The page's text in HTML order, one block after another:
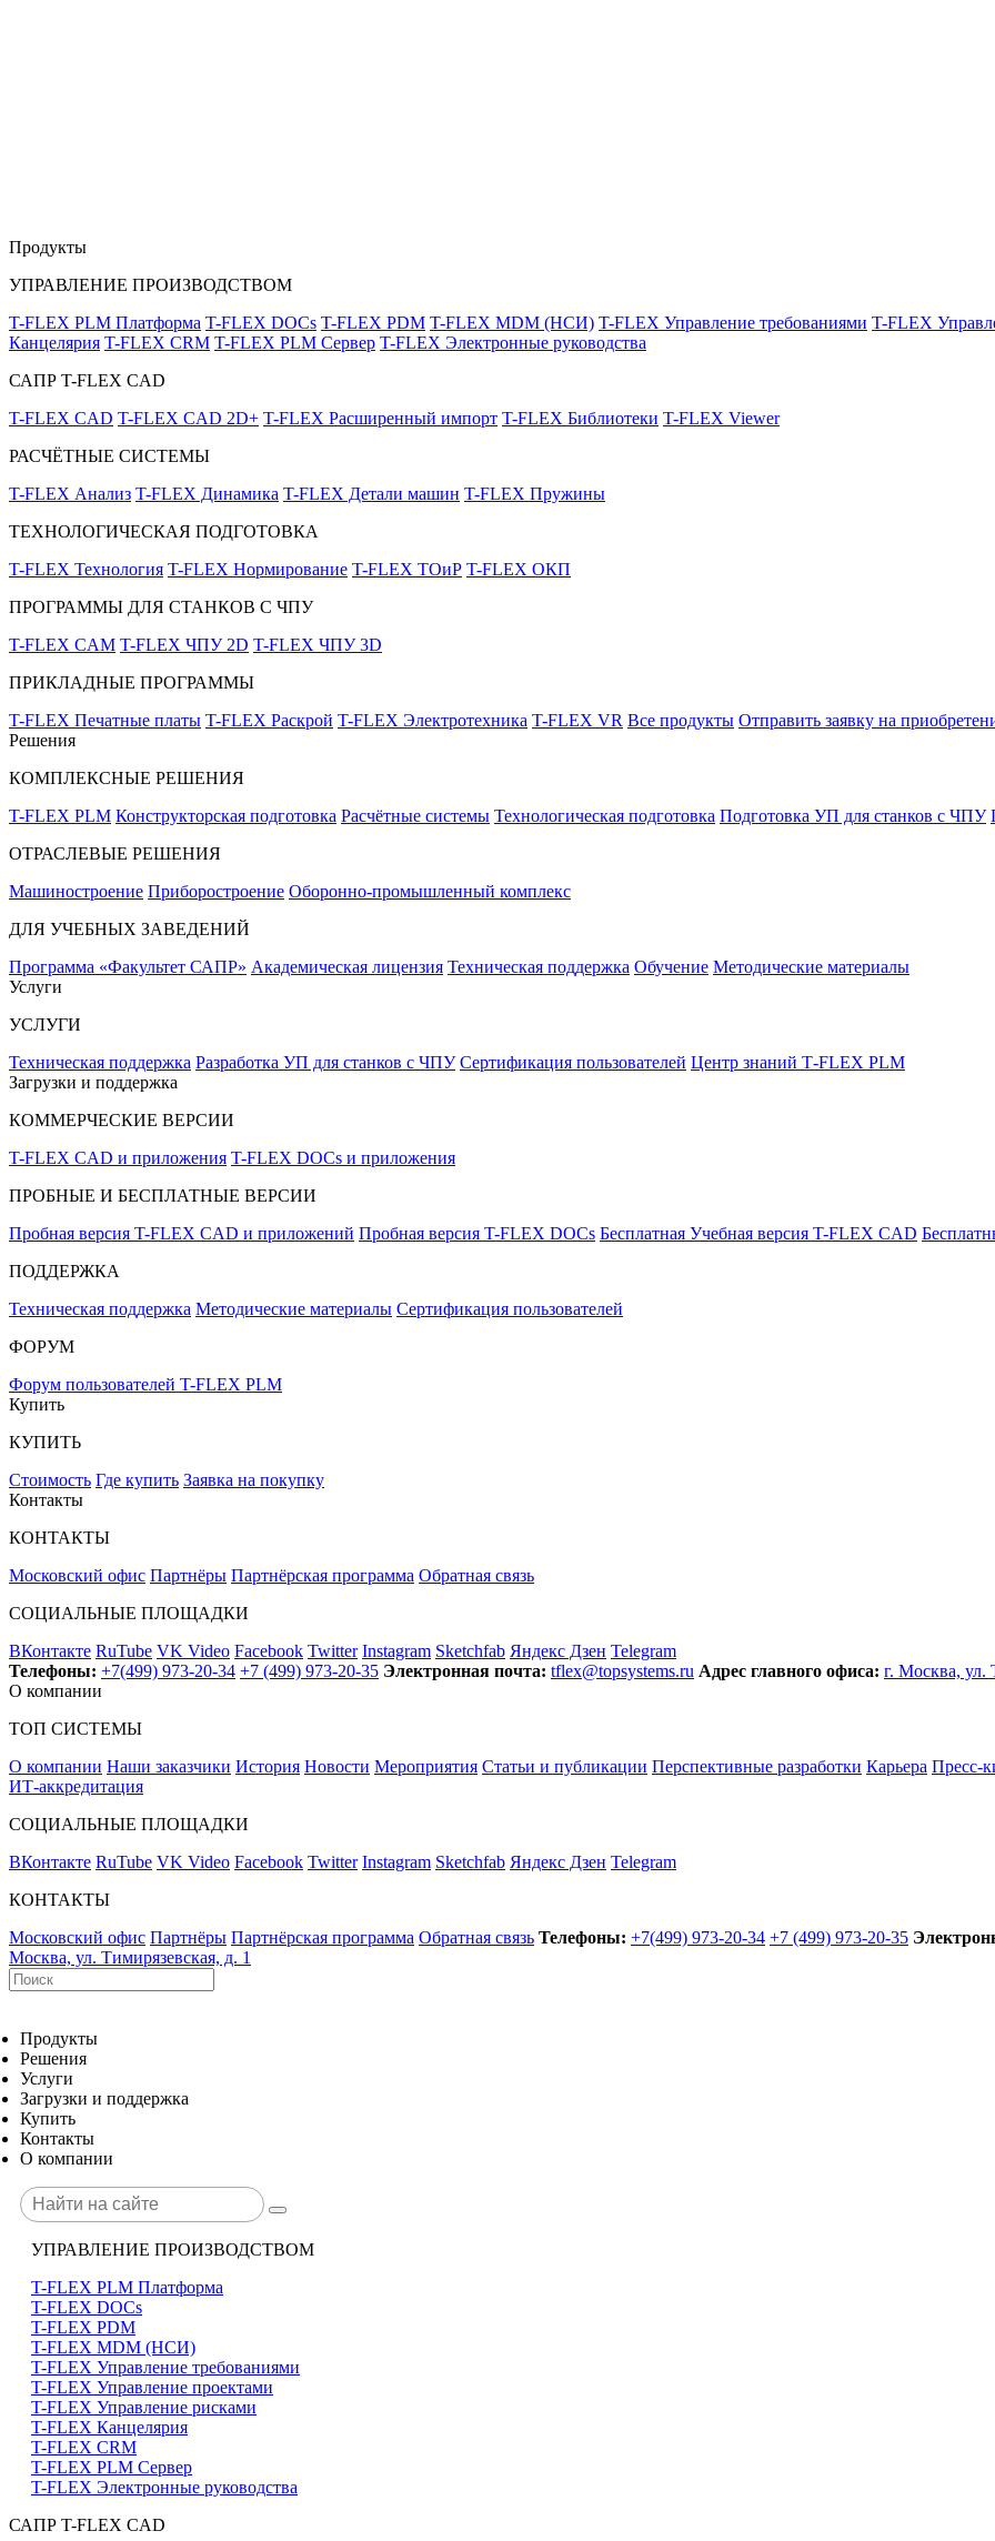
Продукты
УПРАВЛЕНИЕ ПРОИЗВОДСТВОМ
T-FLEX PLM Платформа T-FLEX DOCs T-FLEX PDM T-FLEX MDM (НСИ) T-FLEX Управление требованиями T-FLEX
Канцелярия T-FLEX CRM T-FLEX PLM Сервер T-FLEX Электронные руководства
САПР T-FLEX CAD
T-FLEX CAD T-FLEX CAD 2D+ T-FLEX Расширенный импорт T-FLEX Библиотеки T-FLEX Viewer
РАСЧЁТНЫЕ СИСТЕМЫ
T-FLEX Анализ T-FLEX Динамика T-FLEX Детали машин T-FLEX Пружины
ТЕХНОЛОГИЧЕСКАЯ ПОДГОТОВКА
T-FLEX Технология T-FLEX Нормирование T-FLEX ТОиР T-FLEX ОКП
ПРОГРАММЫ ДЛЯ СТАНКОВ С ЧПУ
T-FLEX CAM T-FLEX ЧПУ 2D T-FLEX ЧПУ 3D
ПРИКЛАДНЫЕ ПРОГРАММЫ
T-FLEX Печатные платы T-FLEX Раскрой T-FLEX Электротехника T-FLEX VR Все продукты Отправить заявку на
Решения
КОМПЛЕКСНЫЕ РЕШЕНИЯ
T-FLEX PLM Конструкторская подготовка Расчётные системы Технологическая подготовка Подготовка УП для станков с ЧПУ
ОТРАСЛЕВЫЕ РЕШЕНИЯ
Машиностроение Приборостроение Оборонно-промышленный комплекс
ДЛЯ УЧЕБНЫХ ЗАВЕДЕНИЙ
Программа «Факультет САПР» Академическая лицензия Техническая поддержка Обучение Методические материалы
Услуги
УСЛУГИ
Техническая поддержка Разработка УП для станков с ЧПУ Сертификация пользователей Центр знаний T‑FLEX PLM
Загрузки и поддержка
КОММЕРЧЕСКИЕ ВЕРСИИ
T-FLEX CAD и приложения T-FLEX DOCs и приложения
ПРОБНЫЕ И БЕСПЛАТНЫЕ ВЕРСИИ
Пробная версия T-FLEX CAD и приложений Пробная версия T-FLEX DOCs Бесплатная Учебная версия T-FLEX CAD
ПОДДЕРЖКА
Техническая поддержка Методические материалы Сертификация пользователей
ФОРУМ
Форум пользователей T-FLEX PLM
Купить
КУПИТЬ
Стоимость Где купить Заявка на покупку
Контакты
КОНТАКТЫ
Московский офис Партнёры Партнёрская программа Обратная связь
СОЦИАЛЬНЫЕ ПЛОЩАДКИ
ВКонтакте RuTube VK Video Facebook Twitter Instagram Sketchfab Яндекс Дзен Telegram
Телефоны: +7(499) 973-20-34 +7 (499) 973-20-35 Электронная почта: tflex@topsystems.ru Адрес главного офиса: г. Москва, ул.
О компании
ТОП СИСТЕМЫ
О компании Наши заказчики История Новости Мероприятия Статьи и публикации Перспективные разработки Карьера Пресс-
ИТ-аккредитация
СОЦИАЛЬНЫЕ ПЛОЩАДКИ
ВКонтакте RuTube VK Video Facebook Twitter Instagram Sketchfab Яндекс Дзен Telegram
КОНТАКТЫ
Московский офис Партнёры Партнёрская программа Обратная связь Телефоны: +7(499) 973-20-34 +7 (499) 973-20-35
Москва, ул. Тимирязевская, д. 1
Продукты
Решения
Услуги
Загрузки и поддержка
Купить
Контакты
О компании
УПРАВЛЕНИЕ ПРОИЗВОДСТВОМ
T-FLEX PLM Платформа
T-FLEX DOCs
T-FLEX PDM
T-FLEX MDM (НСИ)
T-FLEX Управление требованиями
T-FLEX Управление проектами
T-FLEX Управление рисками
T-FLEX Канцелярия
T-FLEX CRM
T-FLEX PLM Сервер
T-FLEX Электронные руководства
САПР T-FLEX CAD